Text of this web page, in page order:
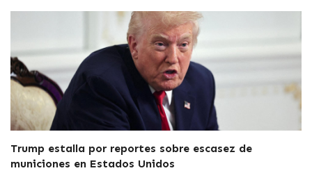
Trump estalla por reportes sobre escasez de
municiones en Estados Unidos